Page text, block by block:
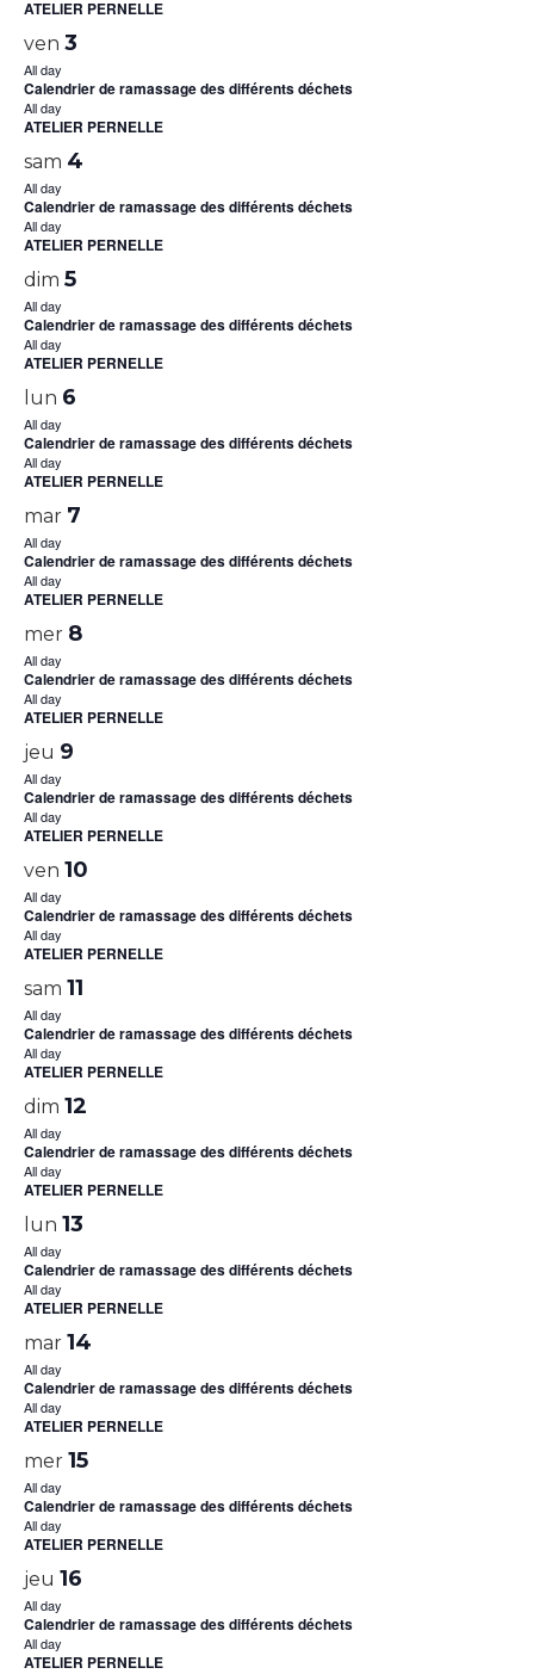
ATELIER PERNELLE
ven 3
All day
Calendrier de ramassage des différents déchets
All day
ATELIER PERNELLE
sam 4
All day
Calendrier de ramassage des différents déchets
All day
ATELIER PERNELLE
dim 5
All day
Calendrier de ramassage des différents déchets
All day
ATELIER PERNELLE
lun 6
All day
Calendrier de ramassage des différents déchets
All day
ATELIER PERNELLE
mar 7
All day
Calendrier de ramassage des différents déchets
All day
ATELIER PERNELLE
mer 8
All day
Calendrier de ramassage des différents déchets
All day
ATELIER PERNELLE
jeu 9
All day
Calendrier de ramassage des différents déchets
All day
ATELIER PERNELLE
ven 10
All day
Calendrier de ramassage des différents déchets
All day
ATELIER PERNELLE
sam 11
All day
Calendrier de ramassage des différents déchets
All day
ATELIER PERNELLE
dim 12
All day
Calendrier de ramassage des différents déchets
All day
ATELIER PERNELLE
lun 13
All day
Calendrier de ramassage des différents déchets
All day
ATELIER PERNELLE
mar 14
All day
Calendrier de ramassage des différents déchets
All day
ATELIER PERNELLE
mer 15
All day
Calendrier de ramassage des différents déchets
All day
ATELIER PERNELLE
jeu 16
All day
Calendrier de ramassage des différents déchets
All day
ATELIER PERNELLE